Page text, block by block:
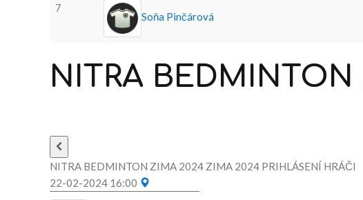
7
Soňa Pinčárová
NITRA BEDMINTON
NITRA BEDMINTON ZIMA 2024 ZIMA 2024 PRIHLÁSENÍ HRÁČI
22-02-2024 16:00